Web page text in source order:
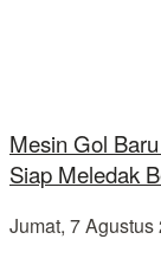
Mesin Gol
Siap Meledak
Jumat, 7 Agustus